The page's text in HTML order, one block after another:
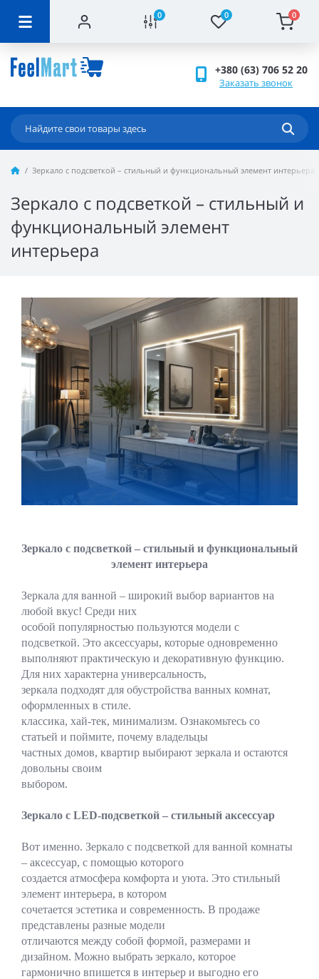
0 0 0
+380 (63) 706 52 20
Заказать звонок
Зеркало с подсветкой – стильный и функциональный элемент интерьера
Зеркало с подсветкой – стильный и
функциональный элемент
интерьера
Зеркало с подсветкой – стильный и функциональный
элемент интерьера
Зеркала для ванной – широкий выбор вариантов на
любой вкус! Среди них
особой популярностью пользуются модели с
подсветкой. Это аксессуары, которые одновременно
выполняют практическую и декоративную функцию.
Для них характерна универсальность,
зеркала подходят для обустройства ванных комнат,
оформленных в стиле.
классика, хай-тек, минимализм. Ознакомьтесь со
статьей и поймите, почему владельцы
частных домов, квартир выбирают зеркала и остаются
довольны своим
выбором.
Зеркало с LED-подсветкой – стильный аксессуар
Вот именно. Зеркало с подсветкой для ванной комнаты
– аксессуар, с помощью которого
создается атмосфера комфорта и уюта. Это стильный
элемент интерьера, в котором
сочетается эстетика и современность. В продаже
представлены разные модели
отличаются между собой формой, размерами и
дизайном. Можно выбрать зеркало, которое
гармонично впишется в интерьер и выгодно его